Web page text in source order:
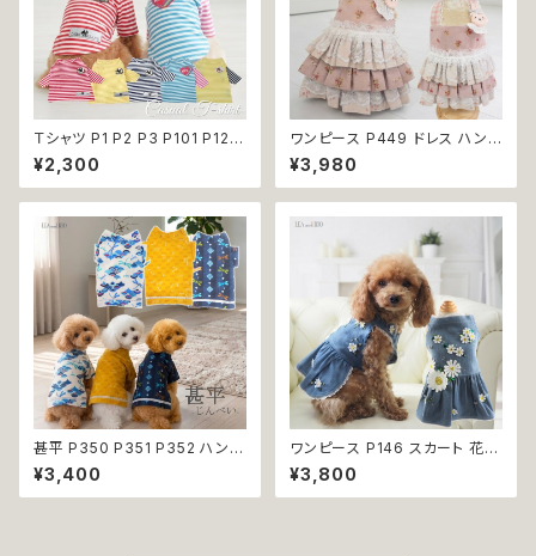
Ｔシャツ P1 P2 P3 P101 P123
ボーダー 春夏 春服 ドッグウェ
ア ドックウェア 犬の服 春 夏 ド
ッグウエア バイカラー マリン ド
犬服 小型犬 マリン スタイル リ
ンク コーデ おしゃれ 返品交換
不可
¥2,300
ワンピース P449 ドレス ハンド
メイド コットン うさぎ ラビット
花 小花 ピンク ドックウェア 犬
用 服 犬服 猫服 犬の服 猫の服
服 犬の洋服 洋服 小型犬 中型
犬 おしゃれ かわいい 可愛い 返
品交換不可
¥3,980
甚平 P350 P351 P352 ハンド
メイド ホワイト ネイビー カラシ
イエロー とんぼ ドッグ ウェア
ドッグウエア 犬 猫 ペット 服 犬
¥3,400
ワンピース P146 スカート 花
ジャンスカ ドッグウエア ドック
ウェア 犬 猫 犬の服 猫の服 do
g ペット 服 小型犬 かわいい お
¥3,800